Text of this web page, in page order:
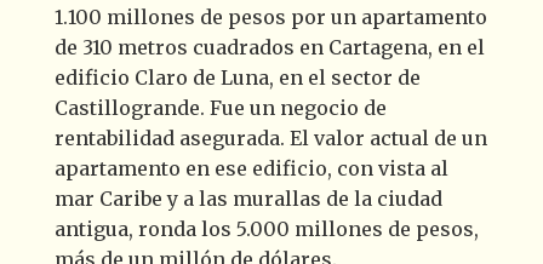
1.100 millones de pesos por un apartamento
de 310 metros cuadrados en Cartagena, en el
edificio Claro de Luna, en el sector de
Castillogrande. Fue un negocio de
rentabilidad asegurada. El valor actual de un
apartamento en ese edificio, con vista al
mar Caribe y a las murallas de la ciudad
antigua, ronda los 5.000 millones de pesos,
más de un millón de dólares.